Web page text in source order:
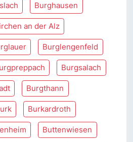
Burghausen
an der Alz
Burglengenfeld
Burgsalach
Burgthann
Burkardroth
Buttenwiesen